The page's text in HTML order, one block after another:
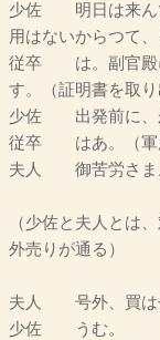
少佐 明日は来ん
用はないからつて、
従卒 は。副官殿に
す。（証明書を取
少佐 出発前に、
従卒 はあ。（軍
夫人 御苦労さま
（少佐と夫人とは
外売りが通る）
夫人 号外、買は
少佐 うむ。